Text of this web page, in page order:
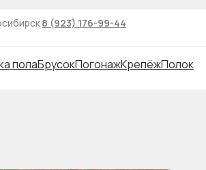
8 (923) 176-99-44
полаБрусокПогонажКрепёжПолок